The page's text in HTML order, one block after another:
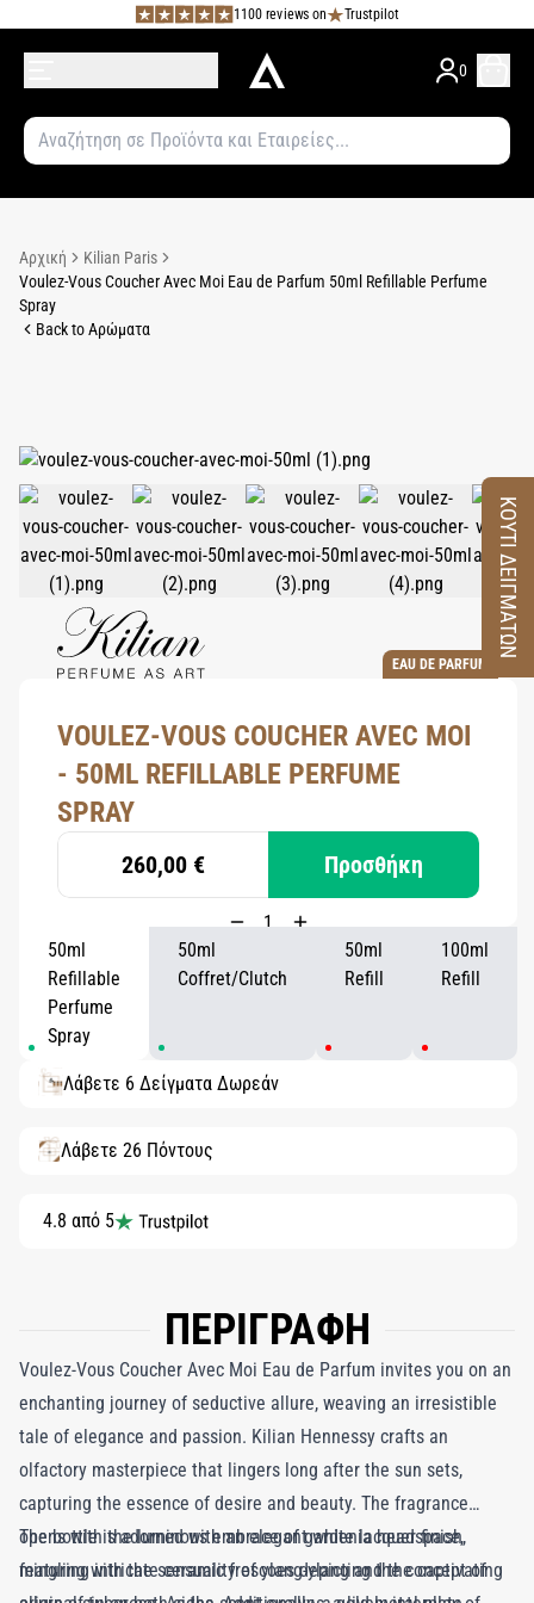
1100 reviews on Trustpilot
0
Αρχική
Kilian Paris
Voulez-Vous Coucher Avec Moi Eau de Parfum 50ml Refillable Perfume
Spray
Back to Αρώματα
EAU DE PARFUM
VOULEZ-VOUS COUCHER AVEC MOI
- 50ML REFILLABLE PERFUME
SPRAY
260,00 € Προσθήκη
50ml
Refillable
Perfume
Spray
50ml
Coffret/Clutch
50ml
Refill
100ml
Refill
Λάβετε 6 Δείγματα Δωρεάν
Λάβετε 26 Πόντους
4.8 από 5
ΠΕΡΙΓΡΑΦΗ
Voulez-Vous Coucher Avec Moi Eau de Parfum invites you on an
enchanting journey of seductive allure, weaving an irresistible
tale of elegance and passion. Kilian Hennessy crafts an
olfactory masterpiece that lingers long after the sun sets,
capturing the essence of desire and beauty. The fragrance
opens with the luminous embrace of gardenia headspace,
mingling with the sensuality of ylang-ylang and the captivating
The bottle is adorned with an elegant white lacquer finish,
featuring intricate ceramic frescoes depicting the concept of
ΚΟΥΤΙ ΔΕΙΓΜΑΤΩΝ